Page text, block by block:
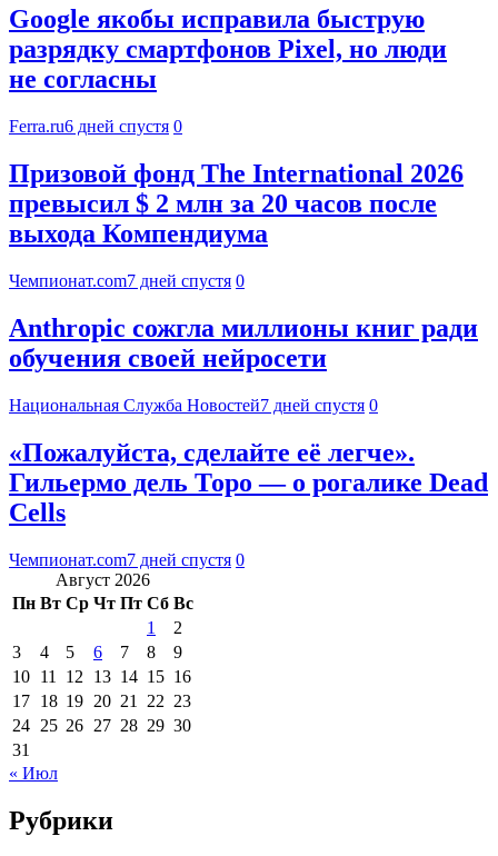
Google якобы исправила быструю
разрядку смартфонов Pixel, но люди
не согласны
Ferra.ru6 дней спустя 0
Призовой фонд The International 2026
превысил $ 2 млн за 20 часов после
выхода Компендиума
Чемпионат.com7 дней спустя 0
Anthropic сожгла миллионы книг ради
обучения своей нейросети
Национальная Служба Новостей7 дней спустя 0
«Пожалуйста, сделайте её легче».
Гильермо дель Торо — о рогалике Dead
Cells
Чемпионат.com7 дней спустя 0
Август 2026
Пн Вт Ср Чт Пт Сб Вс
1
2
3
4 5 6 7 8
9
10 11 12 13 14 15 16
17 18 19 20 21 22 23
24 25 26 27 28 29 30
31
« Июл
Рубрики